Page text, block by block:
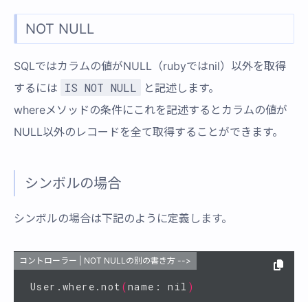
NOT NULL
SQLではカラムの値がNULL（rubyではnil）以外を取得
するには IS NOT NULL
と記述します。
whereメソッドの条件にこれを記述するとカラムの値が
NULL以外のレコードを全て取得することができます。
シンボルの場合
シンボルの場合は下記のように定義します。
コントローラー | NOT NULLの別の書き方 -->
User.where.not (name: nil )